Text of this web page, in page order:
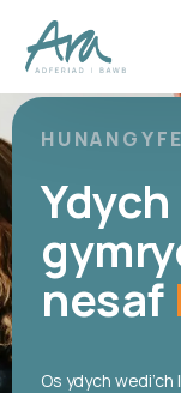
content
nesaf
Os ydych